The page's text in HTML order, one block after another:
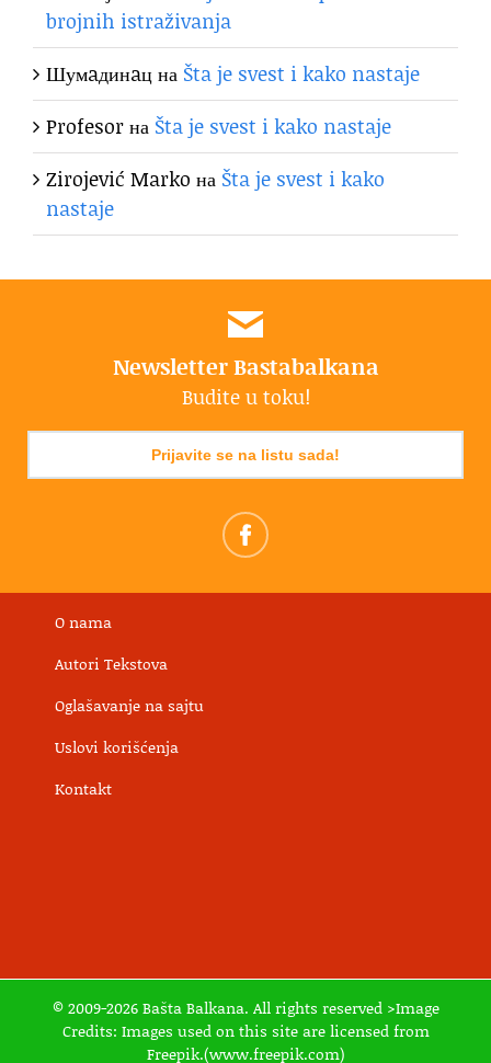
brojnih istraživanja
Шумaдинaцна Šta je svest i kako nastaje
Profesorна Šta je svest i kako nastaje
Zirojević Marko на Šta je svest i kako
nastaje
Newsletter Bastabalkana
Budite u toku!
Prijavite se na listu sada!
O nama
Autori Tekstova
Oglašavanje na sajtu
Uslovi korišćenja
Kontakt
© 2009-2026 Bašta Balkana. All rights reserved >Image
Credits: Images used on this site are licensed from
Freepik.(www.freepik.com)